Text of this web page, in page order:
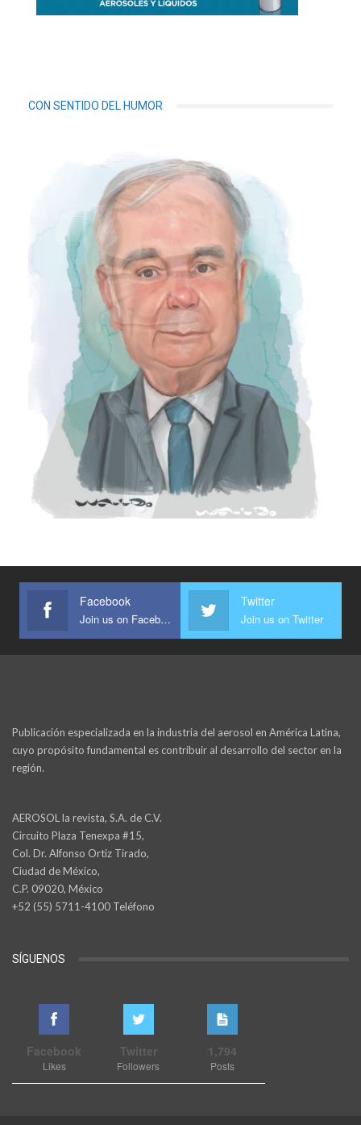
CON SENTIDO DEL HUMOR
Facebook
Join us on Facebook
Twitter
Join us on Twitter
Publicación especializada en la industria del aerosol en América Latina,
cuyo propósito fundamental es contribuir al desarrollo del sector en la
región.
AEROSOL la revista, S.A. de C.V.
Circuito Plaza Tenexpa #15,
Col. Dr. Alfonso Ortiz Tirado,
Ciudad de México,
C.P. 09020, México
+52 (55) 5711-4100 Teléfono
SÍGUENOS
Facebook
Likes
Twitter
Followers
1,794
Posts